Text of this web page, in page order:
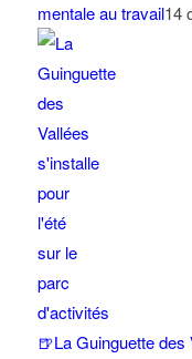
mentale au travail14
🍺La Guinguette des